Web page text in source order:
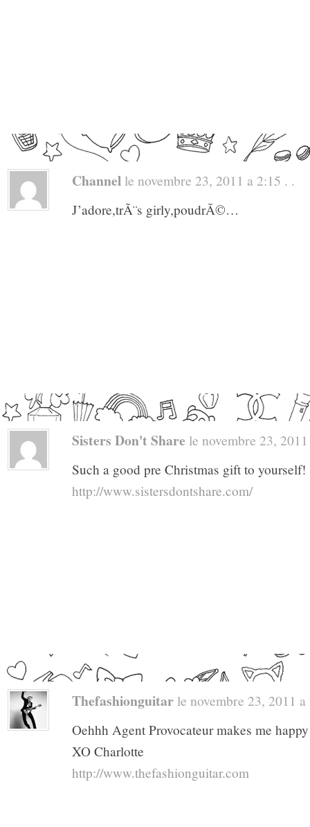
Channel le novembre 23, 2011 a 2:15 . .
J’adore,trÃ¨s girly,poudrÃ©…
Sisters Don't Share le novembre 23,
Such a good pre Christmas gift to yourself!
http://www.sistersdontshare.com/
Thefashionguitar le novembre 23, 2011
Oehhh Agent Provocateur makes me
XO Charlotte
http://www.thefashionguitar.com